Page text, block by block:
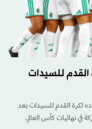
للسيدات
لكرة القدم للسيدات بعد
في نهائيات كأس العالم.